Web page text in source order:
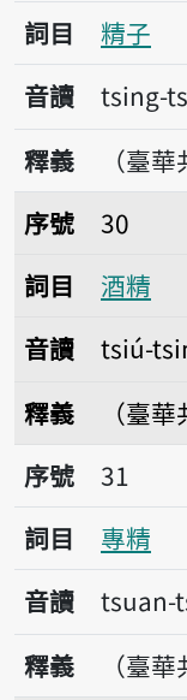
詞目
精子
音讀
tsing-
釋義
（臺
序號30酒精
序號
30
詞目
酒精
音讀
tsiú-
釋義
（臺
序號31專精
序號
31
詞目
專精
音讀
tsuan-
釋義
（臺